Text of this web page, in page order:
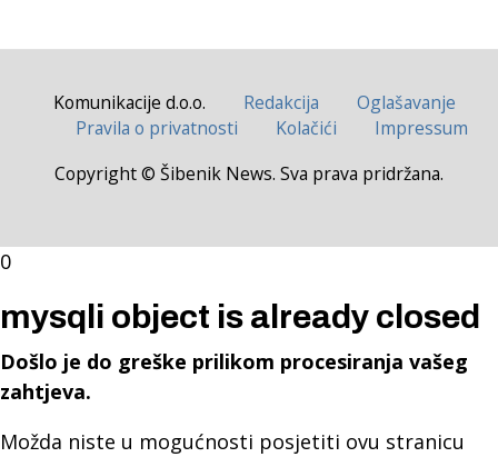
Komunikacije d.o.o. Redakcija
Oglašavanje
Pravila o privatnosti
Kolačići
Impressum
Copyright © Šibenik News. Sva prava pridržana.
0
mysqli object is already closed
Došlo je do greške prilikom procesiranja vašeg
zahtjeva.
Možda niste u mogućnosti posjetiti ovu stranicu